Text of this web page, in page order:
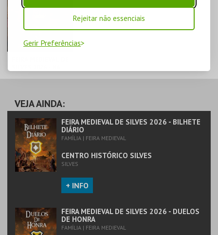
Rejeitar não essenciais
Gerir Preferências
COMPRAR
SILVES
MAIS INFO
COMPRAR
VEJA AINDA:
FEIRA MEDIEVAL DE SILVES 2026 - BILHETE
DIÁRIO
FAMÍLIA | FEIRA MEDIEVAL
CENTRO HISTÓRICO SILVES
SILVES
+ INFO
FEIRA MEDIEVAL DE SILVES 2026 - DUELOS
DE HONRA
FAMÍLIA | FEIRA MEDIEVAL